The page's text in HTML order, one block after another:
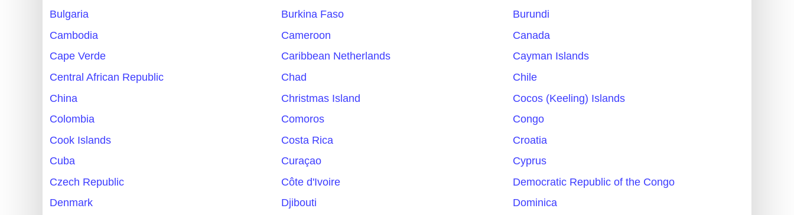
Bulgaria
Burkina Faso
Burundi
Cambodia
Cameroon
Canada
Cape Verde
Caribbean Netherlands
Cayman Islands
Central African Republic
Chad
Chile
China
Christmas Island
Cocos (Keeling) Islands
Colombia
Comoros
Congo
Cook Islands
Costa Rica
Croatia
Cuba
Curaçao
Cyprus
Czech Republic
Côte d'Ivoire
Democratic Republic of the Congo
Denmark
Djibouti
Dominica